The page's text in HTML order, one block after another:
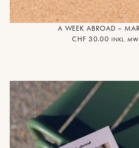
A WEEK ABROAD –
CHF 30.00 INKL.